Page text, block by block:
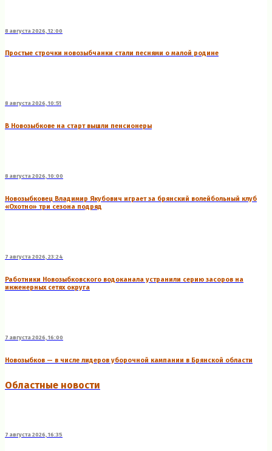
8 августа 2026, 12:00
Простые строчки новозыбчанки стали песнями о малой родине
8 августа 2026, 10:51
В Новозыбкове на старт вышли пенсионеры
8 августа 2026, 10:00
Новозыбковец Владимир Якубович играет за брянский волейбольный клуб
«Охотно» три сезона подряд
7 августа 2026, 23:24
Работники Новозыбковского водоканала устранили серию засоров на
инженерных сетях округа
7 августа 2026, 16:00
Новозыбков — в числе лидеров уборочной кампании в Брянской области
Областные новости
7 августа 2026, 16:35